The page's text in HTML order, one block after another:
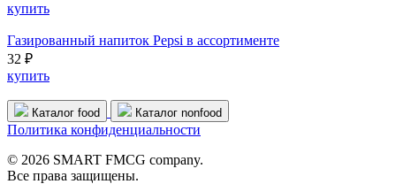
купить
Газированный напиток Pepsi в ассортименте
32 ₽
купить
Каталог food Каталог nonfood
Политика конфиденциальности
© 2026 SMART FMCG company.
Все права защищены.